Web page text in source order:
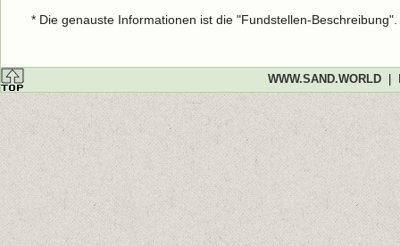
* Die genauste Informationen ist die "Fundstellen-
WWW.SAND.WORLD|